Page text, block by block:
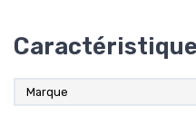
Marque